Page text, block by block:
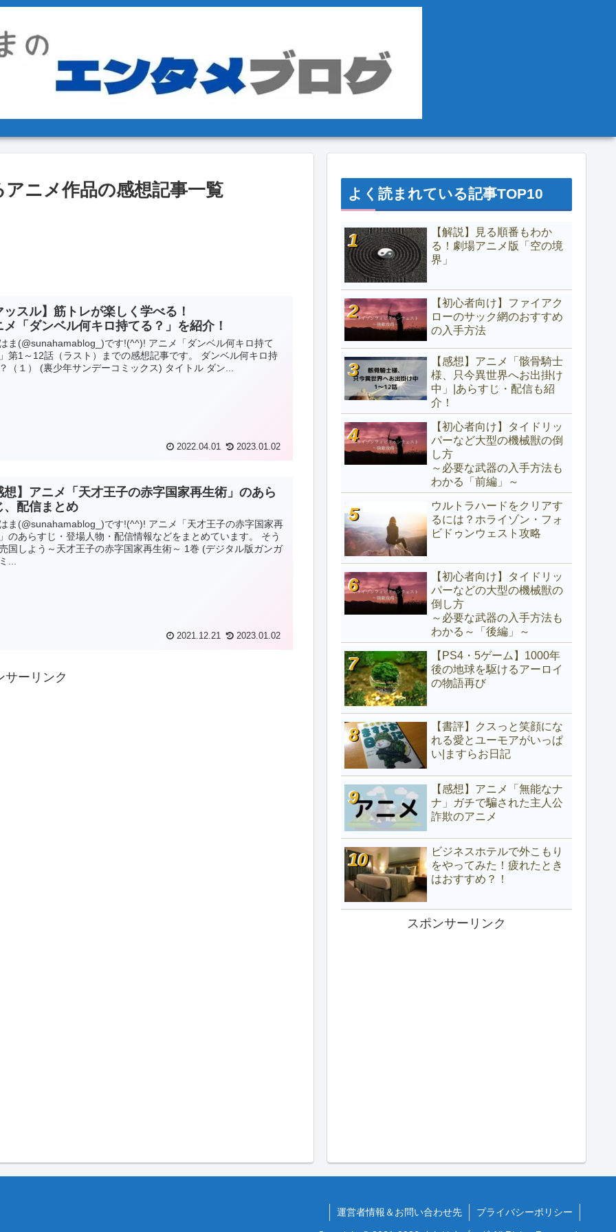
ニメ作品の感想記事一覧
ッスル】筋トレが楽しく学べる！
メ「ダンベル何キロ持てる？」を紹介！
ま(@sunahamablog_)です!(^^)! アニメ「ダンベル何キロ持て
第1～12話（ラスト）までの感想記事です。 ダンベル何キロ持
（１） (裏少年サンデーコミックス) タイトル ダン...
2022.04.01 2023.01.02
想】アニメ「天才王子の赤字国家再生術」のあら
、配信まとめ
ま(@sunahamablog_)です!(^^)! アニメ「天才王子の赤字国家再
のあらすじ・登場人物・配信情報などをまとめています。 そう
国しよう～天才王子の赤字国家再生術～ 1巻 (デジタル版ガンガ
...
2021.12.21 2023.01.02
サーリンク
よく読まれている記事TOP10
【解説】見る順番もわか
る！劇場アニメ版「空の境
界」
【初心者向け】ファイアク
ローのサック網のおすすめ
の入手方法
【感想】アニメ「骸骨騎士
様、只今異世界へお出掛け
中」|あらすじ・配信も紹
介！
【初心者向け】タイドリッ
パーなど大型の機械獣の倒
し方
～必要な武器の入手方法も
わかる「前編」～
ウルトラハードをクリアす
るには？ホライゾン・フォ
ビドゥンウェスト攻略
【初心者向け】タイドリッ
パーなどの大型の機械獣の
倒し方
～必要な武器の入手方法も
わかる～「後編」～
【PS4・5ゲーム】1000年
後の地球を駆けるアーロイ
の物語再び
【書評】クスっと笑顔にな
れる愛とユーモアがいっぱ
い|ますらお日記
【感想】アニメ「無能なナ
ナ」ガチで騙された主人公
詐欺のアニメ
ビジネスホテルで外こもり
をやってみた！疲れたとき
はおすすめ？！
スポンサーリンク
運営者情報＆お問い合わせ先 プライバシーポリシー